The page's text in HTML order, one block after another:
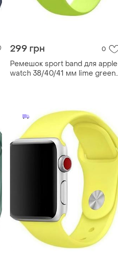
299 грн 0
Ремешок sport band для apple
watch 38/40/41 мм lime green